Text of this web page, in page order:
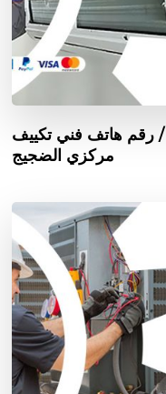
رقم تكييف الضجيج / 98025055 / رقم هاتف فني تكييف
مركزي الضجيج